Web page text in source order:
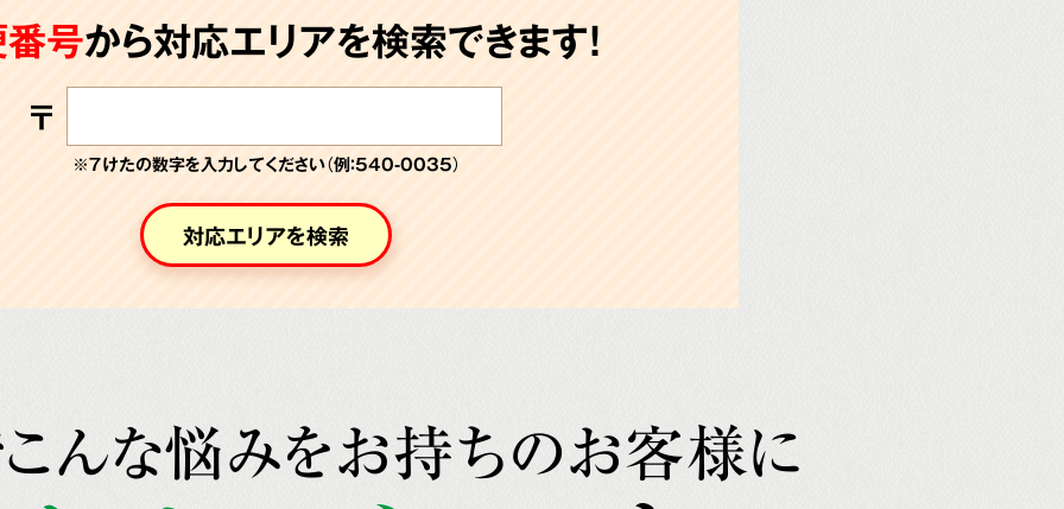
号から対応エリアを検索できます!
〒
※７けたの数字を入力してください（例：540-0035）
対応エリアを検索
んな悩みをお持ちのお客様に